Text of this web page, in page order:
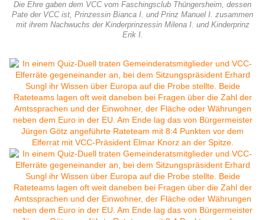
Die Ehre gaben dem VCC vom Faschingsclub Thüngersheim, dessen
Pate der VCC ist, Prinzessin Bianca I. und Prinz Manuel I. zusammen
mit ihrem Nachwuchs der Kinderprinzessin Milena I. und Kinderprinz
Erik I.